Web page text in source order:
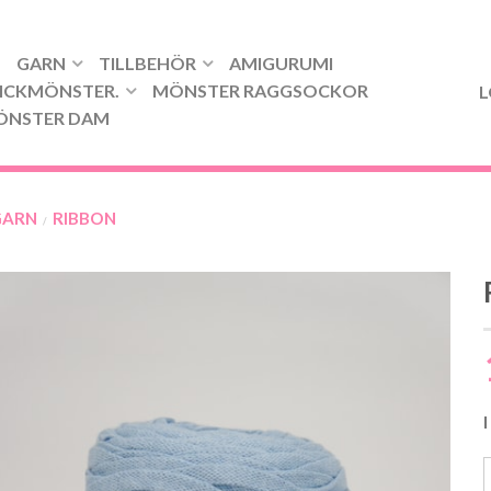
GARN TILLBEHÖR
AMIGURUMI
MÖNSTER RAGGSOCKOR
DAM
/ RIBBON